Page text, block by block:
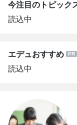
今注目のトピック
読込中
エデュおすすめ
読込中